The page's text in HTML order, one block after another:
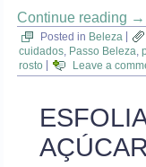
Continue reading →
Posted in Beleza
cuidados, Passo Beleza,
rosto
Leave a
AÇÚCAR